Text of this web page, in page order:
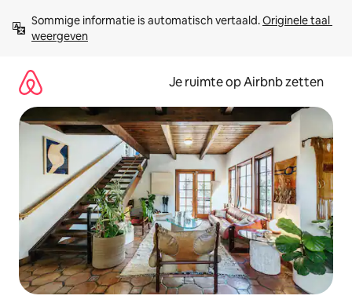
direct
naar
Sommige informatie is automatisch vertaald. Originele taal
weergeven
Je ruimte op Airbnb zetten